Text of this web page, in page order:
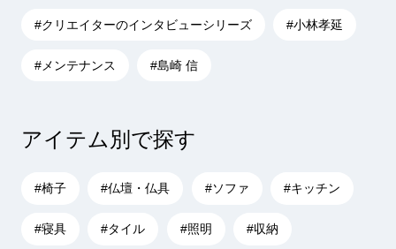
#クリエイターのインタビューシリーズ #小林孝延
#メンテナンス #島崎 信
アイテム別で探す
#椅子 #仏壇・仏具 #ソファ #キッチン
#寝具 #タイル #照明 #収納